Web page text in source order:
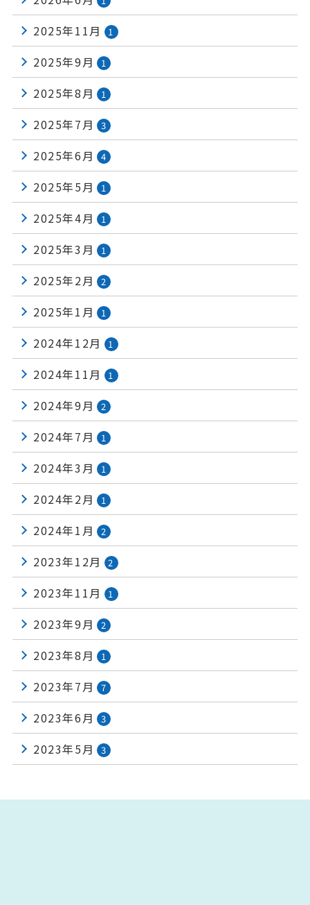
2025年11月 1
2025年9月 1
2025年8月 1
2025年7月 3
2025年6月 4
2025年5月 1
2025年4月 1
2025年3月 1
2025年2月 2
2025年1月 1
2024年12月 1
2024年11月 1
2024年9月 2
2024年7月 1
2024年3月 1
2024年2月 1
2024年1月 2
2023年12月 2
2023年11月 1
2023年9月 2
2023年8月 1
2023年7月 7
2023年6月 3
2023年5月 3